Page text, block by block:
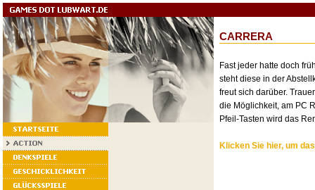
CARRERA
Fast jeder hatte doch
steht diese in der
freut sich darüber.
die Möglichkeit, am PC
Pfeil-Tasten wird das
Klicken Sie hier, um